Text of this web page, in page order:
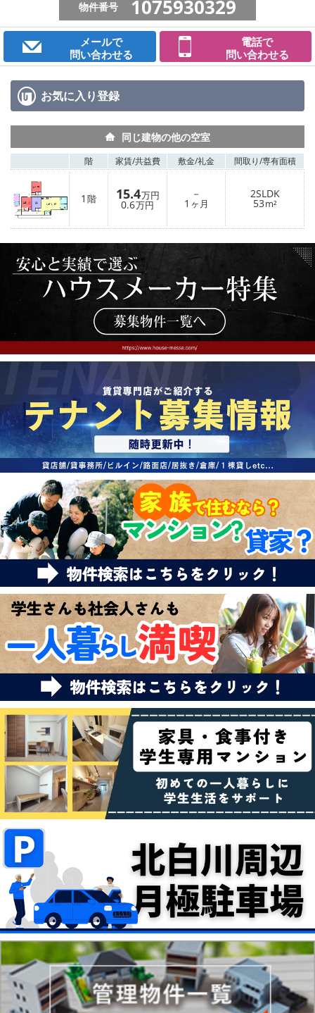
物件番号 1075930329
メールで
問い合わせる
電話で
問い合わせる
お気に入り登録
同じ建物の他の空室
階 家賃/共益費 敷金/礼金 間取り/専有面積
1 階 15.4万円
0.6万円
－
1 ヶ月
2SLDK
53m²